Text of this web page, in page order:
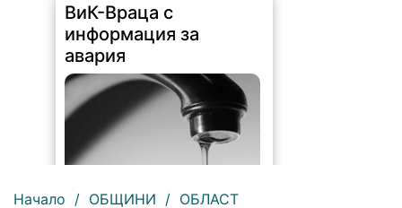
ВиК-Враца с
информация за
авария
Начало / ОБЩИНИ / ОБЛАСТ